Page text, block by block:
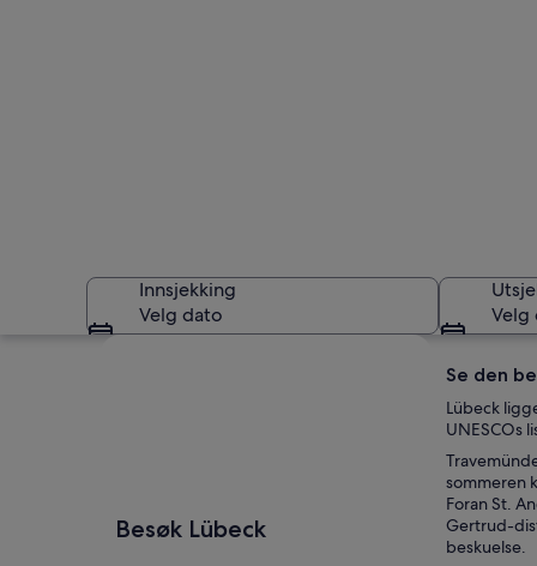
Lübeck
Innsjekking
Velg dato
Velg
Besøk Lübeck
Se den
Lübeck
UNESCOs
sommeren
Foran St.
Gertrud-
beskuelse.